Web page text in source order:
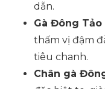
dẫn.
Gà Đông
thấm vị đậm
tiêu chanh.
Chân gà